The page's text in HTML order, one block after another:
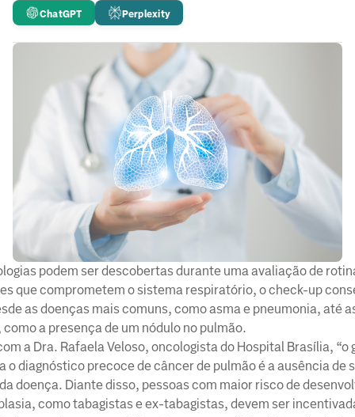
ChatGPT Perplexity
podem ser descobertas durante uma avaliação de
que comprometem o sistema respiratório, o check-up
as doenças mais comuns, como asma e pneumonia, até
a presença de um nódulo no pulmão.
a Dra. Rafaela Veloso, oncologista do Hospital Brasília, “o
o diagnóstico precoce de câncer de pulmão é a ausência de
doença. Diante disso, pessoas com maior risco de
como tabagistas e ex-tabagistas, devem ser